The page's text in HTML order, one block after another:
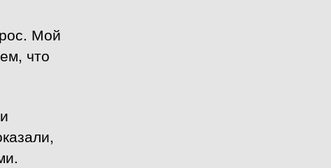
Мой
что